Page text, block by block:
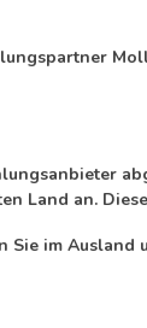
Land an.
im